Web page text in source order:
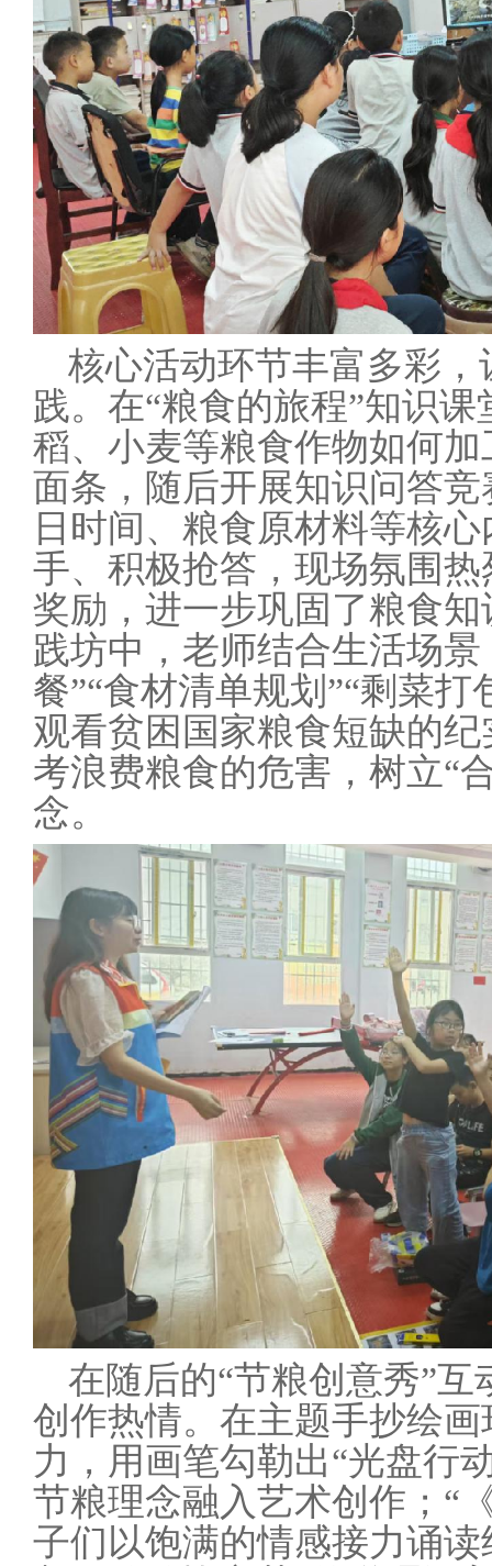
核心活动环节丰富多彩
践。在“粮食的旅程”知识
稻、小麦等粮食作物如何
面条，随后开展知识问答
日时间、粮食原材料等核
手、积极抢答，现场氛围
奖励，进一步巩固了粮食
践坊中，老师结合生活场
餐”“食材清单规划”“剩菜
观看贫困国家粮食短缺的
考浪费粮食的危害，树立“
念。
在随后的“节粮创意秀”互
创作热情。在主题手抄绘
力，用画笔勾勒出“光盘行
节粮理念融入艺术创作；“
子们以饱满的情感接力诵